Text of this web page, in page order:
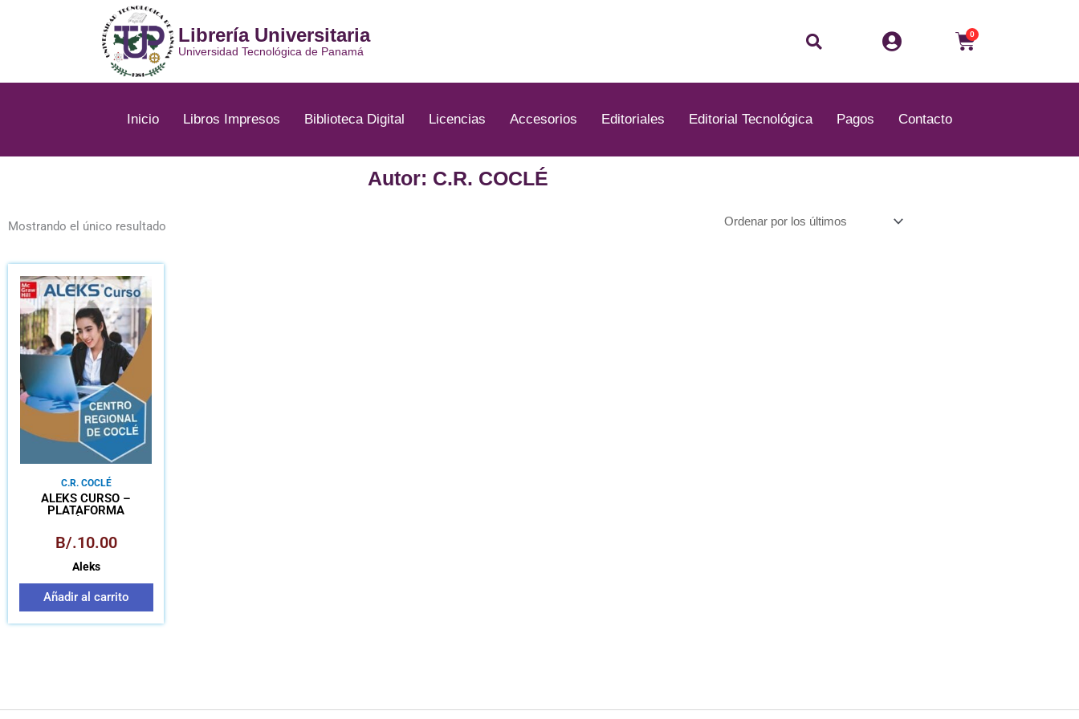
Librería Universitaria
Universidad Tecnológica de Panamá Buscar 0
Carrito
Inicio Libros Impresos Biblioteca Digital Licencias Accesorios Editoriales Editorial Tecnológica Pagos Contacto
Autor: C.R. COCLÉ
Mostrando el único resultado
C.R. COCLÉ
ALEKS CURSO –
PLATAFORMA
APRENDIZAJE
AUTÓNOMO
B/.10.00
Aleks
Añadir al carrito